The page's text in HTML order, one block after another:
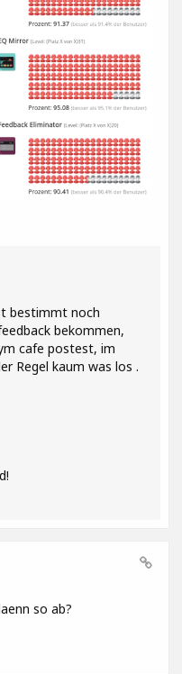
bestimmt noch
bekommen,
cafe postest, im
Regel kaum was los .
so ab?